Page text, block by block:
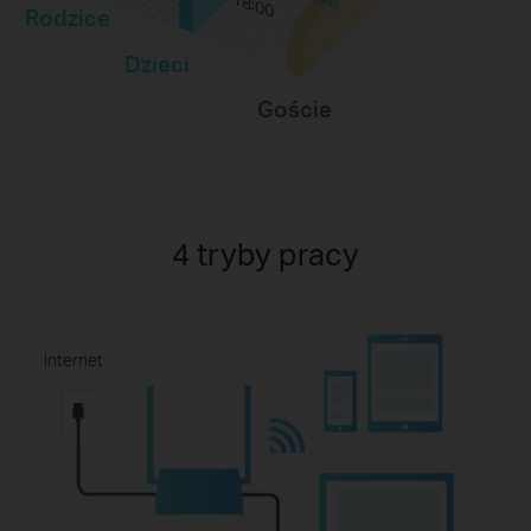
Rodzice
Dzieci
Goście
4 tryby pracy
Internet